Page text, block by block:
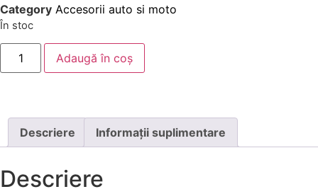
Category Accesorii auto si moto
În stoc
Adaugă în coș
Descriere Informații suplimentare
Descriere